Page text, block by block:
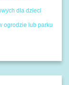
dla dzieci
ogrodzie lub parku